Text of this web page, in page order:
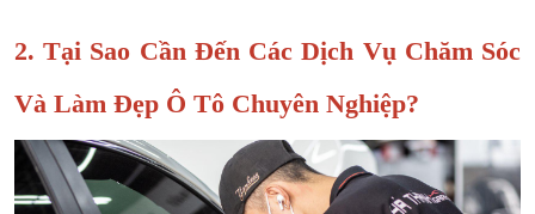
2. Tại Sao Cần Đến Các Dịch Vụ Chăm Sóc
Và Làm Đẹp Ô Tô Chuyên Nghiệp?